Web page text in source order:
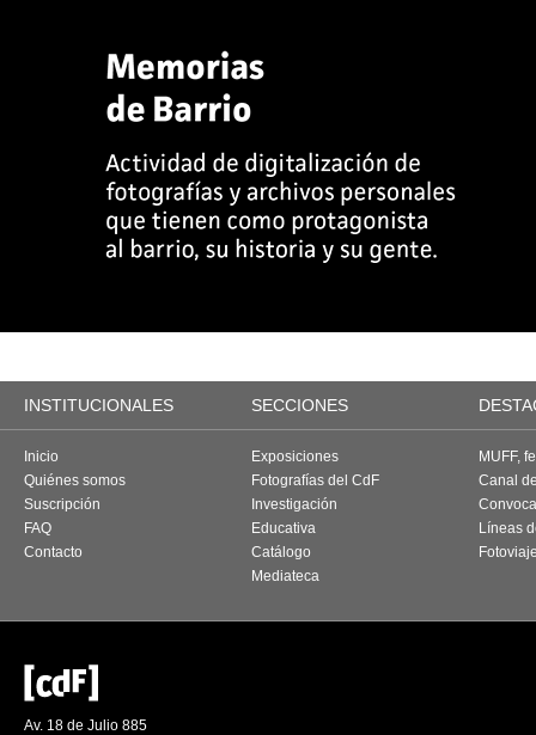
INSTITUCIONALES SECCIONES
Inicio
Quiénes somos
Suscripción
FAQ
Contacto
Exposiciones
Fotografías del CdF
Investigación
Educativa
Catálogo
Mediateca
MUFF,
Canal
Líneas
Av. 18 de Julio 885